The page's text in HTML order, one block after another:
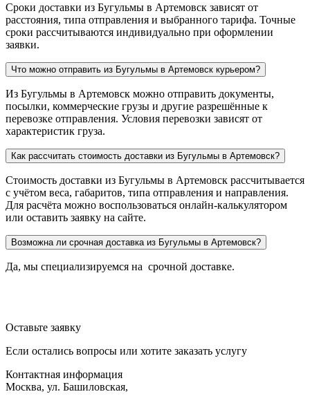
Сроки доставки из Бугульмы в Артемовск зависят от
расстояния, типа отправления и выбранного тарифа. Точные
сроки рассчитываются индивидуально при оформлении
заявки.
Что можно отправить из Бугульмы в Артемовск курьером?
Из Бугульмы в Артемовск можно отправить документы,
посылки, коммерческие грузы и другие разрешённые к
перевозке отправления. Условия перевозки зависят от
характеристик груза.
Как рассчитать стоимость доставки из Бугульмы в Артемовск?
Стоимость доставки из Бугульмы в Артемовск рассчитывается
с учётом веса, габаритов, типа отправления и направления.
Для расчёта можно воспользоваться онлайн-калькулятором
или оставить заявку на сайте.
Возможна ли срочная доставка из Бугульмы в Артемовск?
Да, мы специализируемся на срочной доставке.
Оставьте заявку
Если остались вопросы или хотите заказать услугу
Контактная информация
Москва, ул. Башиловская,